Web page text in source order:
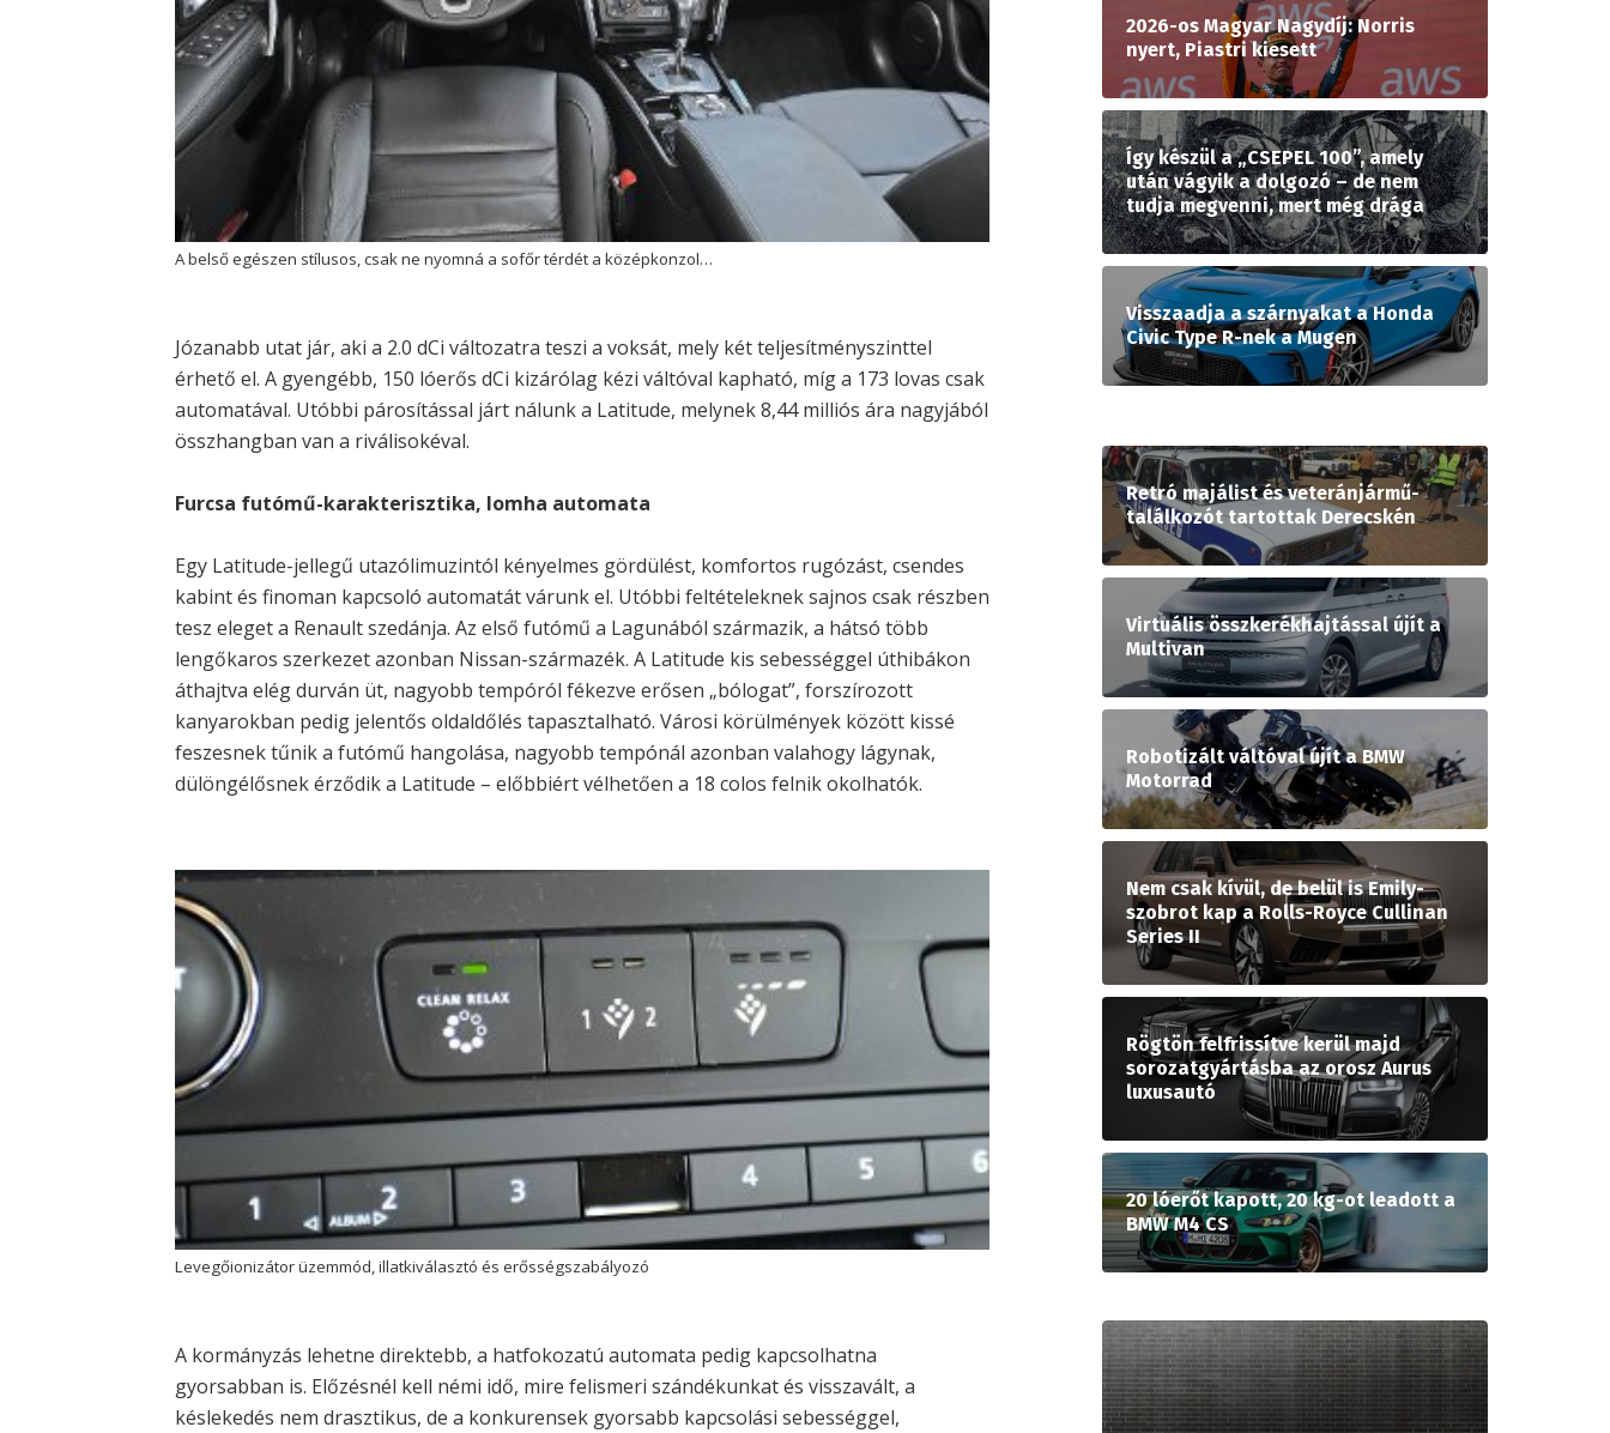
A belső egészen stílusos, csak ne nyomná a sofőr térdét a középkonzol…
Józanabb utat jár, aki a 2.0 dCi változatra teszi a voksát, mely két teljesítményszinttel
érhető el. A gyengébb, 150 lóerős dCi kizárólag kézi váltóval kapható, míg a 173 lovas csak
automatával. Utóbbi párosítással járt nálunk a Latitude, melynek 8,44 milliós ára nagyjából
összhangban van a riválisokéval.
Furcsa futómű-karakterisztika, lomha automata
Egy Latitude-jellegű utazólimuzintól kényelmes gördülést, komfortos rugózást, csendes
kabint és finoman kapcsoló automatát várunk el. Utóbbi feltételeknek sajnos csak részben
tesz eleget a Renault szedánja. Az első futómű a Lagunából származik, a hátsó több
lengőkaros szerkezet azonban Nissan-származék. A Latitude kis sebességgel úthibákon
áthajtva elég durván üt, nagyobb tempóról fékezve erősen „bólogat”, forszírozott
kanyarokban pedig jelentős oldaldőlés tapasztalható. Városi körülmények között kissé
feszesnek tűnik a futómű hangolása, nagyobb tempónál azonban valahogy lágynak,
dülöngélősnek érződik a Latitude – előbbiért vélhetően a 18 colos felnik okolhatók.
Levegőionizátor üzemmód, illatkiválasztó és erősségszabályozó
A kormányzás lehetne direktebb, a hatfokozatú automata pedig kapcsolhatna
gyorsabban is. Előzésnél kell némi idő, mire felismeri szándékunkat és visszavált, a
késlekedés nem drasztikus, de a konkurensek gyorsabb kapcsolási sebességgel,
2026-os Magyar Nagydíj: Norris
nyert, Piastri kiesett
Így készül a „CSEPEL 100”, amely
után vágyik a dolgozó – de nem
tudja megvenni, mert még drága
Visszaadja a szárnyakat a Honda
Civic Type R-nek a Mugen
Retró majálist és veteránjármű-
találkozót tartottak Derecskén
Virtuális összkerékhajtással újít a
Multivan
Robotizált váltóval újít a BMW
Motorrad
Nem csak kívül, de belül is Emily-
szobrot kap a Rolls-Royce Cullinan
Series II
Rögtön felfrissítve kerül majd
sorozatgyártásba az orosz Aurus
luxusautó
20 lóerőt kapott, 20 kg-ot leadott a
BMW M4 CS